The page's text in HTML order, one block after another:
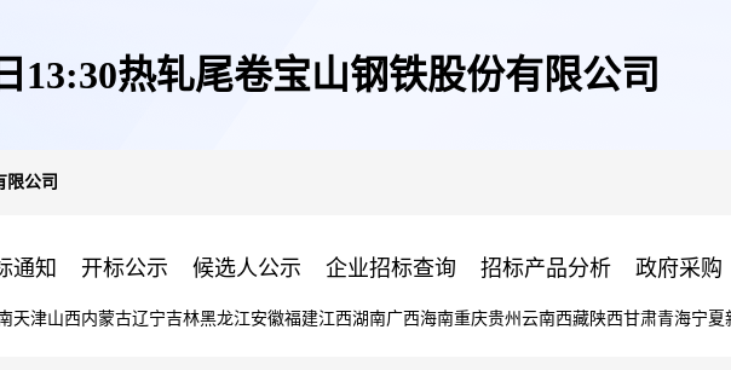
13:30热轧尾卷宝山钢铁股份有限公司
限公司
通知 开标公示 候选人公示 企业招标查询 招标产品分析 政府采购
天津山西内蒙古辽宁吉林黑龙江安徽福建江西湖南广西海南重庆贵州 云南西藏陕西甘肃青海宁夏